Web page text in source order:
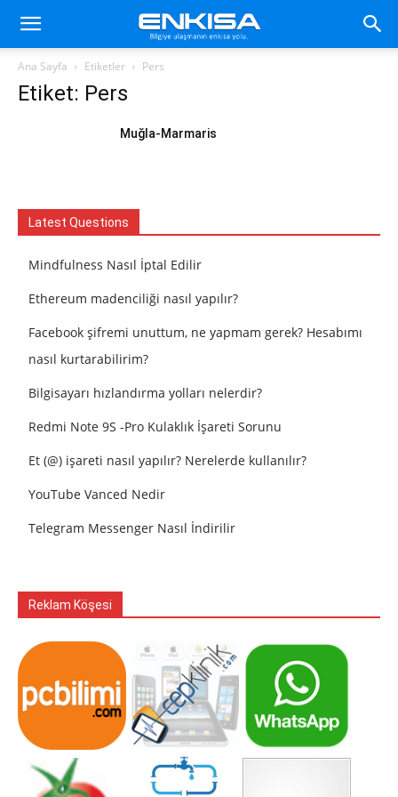
Ana Sayfa Etiketler Pers
Etiket: Pers
Muğla-Marmaris
Latest Questions
Mindfulness Nasıl İptal Edilir
Ethereum madenciliği nasıl yapılır?
Facebook şifremi unuttum, ne yapmam gerek? Hesabımı
nasıl kurtarabilirim?
Bilgisayarı hızlandırma yolları nelerdir?
Redmi Note 9S -Pro Kulaklık İşareti Sorunu
Et (@) işareti nasıl yapılır? Nerelerde kullanılır?
YouTube Vanced Nedir
Telegram Messenger Nasıl İndirilir
Reklam Köşesi